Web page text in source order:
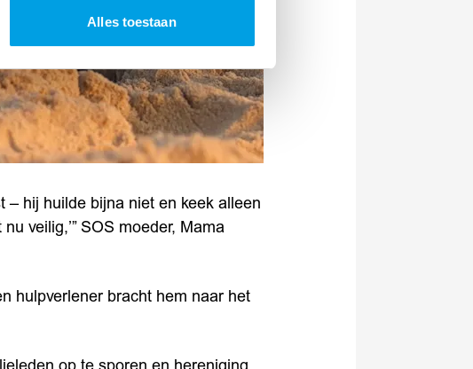
Alles toestaan
– hij huilde bijna niet en keek alleen
veilig,’” SOS moeder, Mama
hulpverlener bracht hem naar het